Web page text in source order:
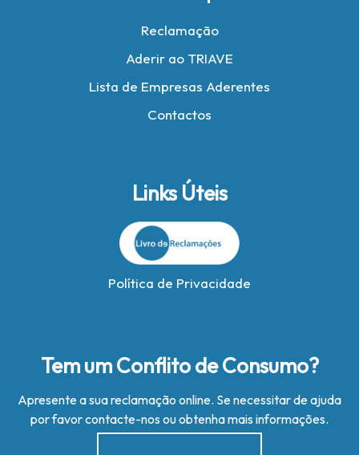
Reclamação
Aderir ao TRIAVE
Lista de Empresas Aderentes
Contactos
Links Úteis
Política de Privacidade
Tem um Conflito de Consumo?
Apresente a sua reclamação online. Se necessitar de ajuda
por favor contacte-nos ou obtenha mais informações.